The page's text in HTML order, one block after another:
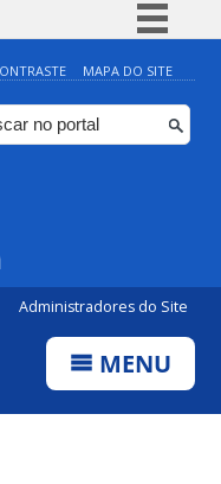
Simplifique!
Comunica BR
Participe
MAPA DO SITE
Administradores do Site
MENU